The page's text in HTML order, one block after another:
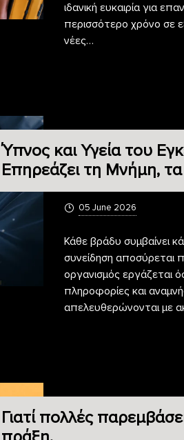
ιδανική ευκαιρία για
περισσότερο χρόνο σε
νέες…
Ύπνος και Υγεία του
Επηρεάζει τη Μνήμη,
05 June 2026
Κάθε βράδυ συμβαίνει
συνείδηση αποσύρεται
οργανισμός εργάζεται
πληροφορίες και
απελευθερώνονται με
Γιατί πολλές